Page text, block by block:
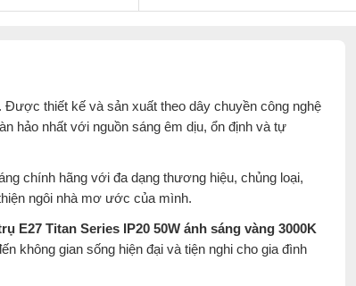
Được thiết kế và sản xuất theo dây chuyền công nghệ
hảo nhất với nguồn sáng êm dịu, ổn định và tự
chính hãng với đa dạng thương hiệu, chủng loại,
ngôi nhà mơ ước của mình.
E27 Titan Series IP20 50W ánh sáng vàng 3000K
không gian sống hiện đại và tiện nghi cho gia đình